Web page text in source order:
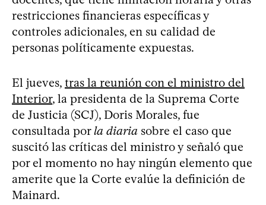
restricciones financieras específicas y
controles adicionales, en su calidad de
personas políticamente expuestas.
El jueves, tras la reunión con el ministro del
Interior, la presidenta de la Suprema Corte
de Justicia (SCJ), Doris Morales, fue
consultada porla diaria sobre el caso que
suscitó las críticas del ministro y señaló que
por el momento no hay ningún elemento que
amerite que la Corte evalúe la definición de
Mainard.